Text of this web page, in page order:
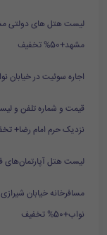
لیست هتل های دولتی
مشهد+50% تخفیف
اجاره سوئیت در خیابان
نزدیک حرم امام رضا+
لیست هتل آپارتمان‌های
مسافرخانه خیابان
نواب+50% تخفیف